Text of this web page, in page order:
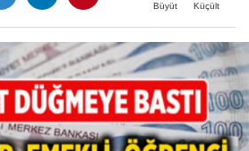
Büyüt Küçült